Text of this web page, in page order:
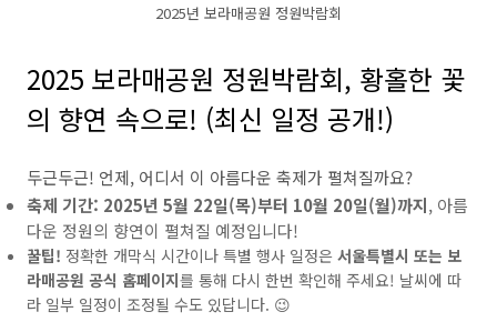
2025년 보라매공원 정원박람회
2025 보라매공원 정원박람회, 황홀한 꽃
의 향연 속으로! (최신 일정 공개!)
두근두근! 언제, 어디서 이 아름다운 축제가 펼쳐질까요?
축제 기간: 2025년 5월 22일(목)부터 10월 20일(월)까지, 아름
다운 정원의 향연이 펼쳐질 예정입니다!
꿀팁! 정확한 개막식 시간이나 특별 행사 일정은 서울특별시 또는 보
라매공원 공식 홈페이지를 통해 다시 한번 확인해 주세요! 날씨에 따
라 일부 일정이 조정될 수도 있답니다. 😉